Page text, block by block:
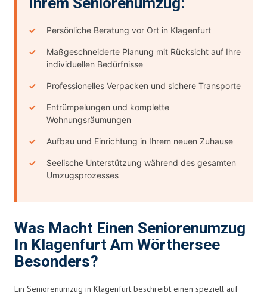
Persönliche Beratung vor Ort in Klagenfurt
Maßgeschneiderte Planung mit Rücksicht auf Ihre
individuellen Bedürfnisse
Professionelles Verpacken und sichere Transporte
Entrümpelungen und komplette
Wohnungsräumungen
Aufbau und Einrichtung in Ihrem neuen Zuhause
Seelische Unterstützung während des gesamten
Umzugsprozesses
Was Macht Einen Seniorenumzug
In Klagenfurt Am Wörthersee
Besonders?
Ein Seniorenumzug in Klagenfurt beschreibt einen speziell auf